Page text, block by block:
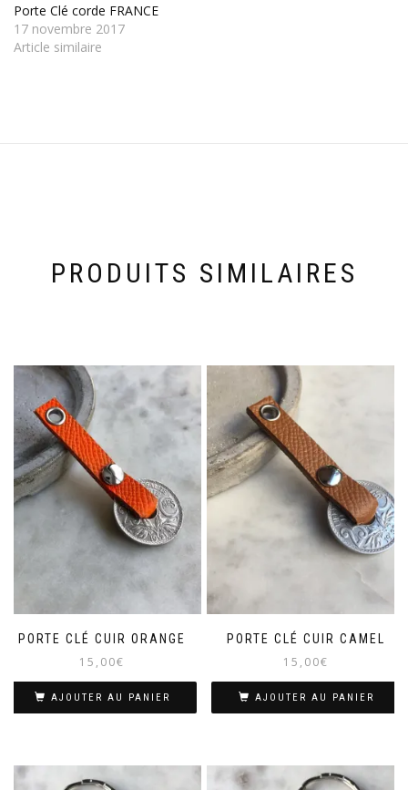
Porte Clé corde FRANCE
17 novembre 2017
Article similaire
PRODUITS SIMILAIRES
PORTE CLÉ CUIR ORANGE
15,00€
AJOUTER AU PANIER
PORTE CLÉ CUIR CAMEL
15,00€
AJOUTER AU PANIER